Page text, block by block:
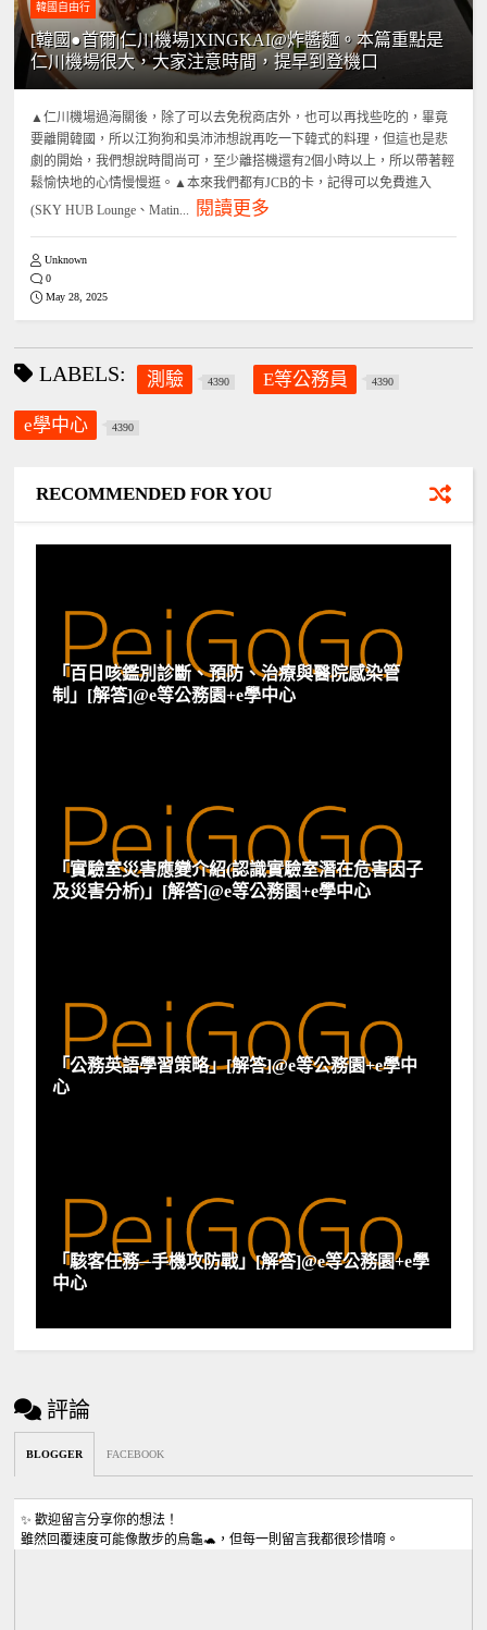
韓國自由行
[韓國●首爾|仁川機場]XINGKAI@炸醬麵。本篇重點是
仁川機場很大，大家注意時間，提早到登機口
▲仁川機場過海關後，除了可以去免稅商店外，也可以再找些吃的，畢竟
要離開韓國，所以江狗狗和吳沛沛想說再吃一下韓式的料理，但這也是悲
劇的開始，我們想說時間尚可，至少離搭機還有2個小時以上，所以帶著輕
鬆愉快地的心情慢慢逛。▲本來我們都有JCB的卡，記得可以免費進入
(SKY HUB Lounge、Matin...
閱讀更多
Unknown
0
May 28, 2025
LABELS: 測驗 4390 E等公務員 4390
e學中心 4390
RECOMMENDED FOR YOU
「百日咳鑑別診斷、預防、治療與醫院感染管
制」[解答]@e等公務園+e學中心
「實驗室災害應變介紹(認識實驗室潛在危害因子
及災害分析)」[解答]@e等公務園+e學中心
「公務英語學習策略」[解答]@e等公務園+e學中
心
「駭客任務─手機攻防戰」[解答]@e等公務園+e學
中心
評論
BLOGGER FACEBOOK
✨ 歡迎留言分享你的想法！
雖然回覆速度可能像散步的烏龜🐢，但每一則留言我都很珍惜唷。